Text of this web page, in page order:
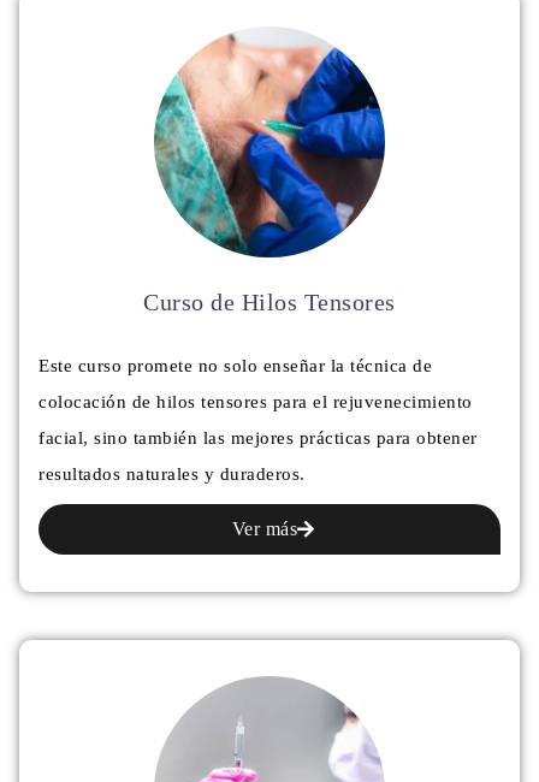
Curso de Hilos Tensores
Este curso promete no solo enseñar la técnica de
colocación de hilos tensores para el rejuvenecimiento
facial, sino también las mejores prácticas para obtener
resultados naturales y duraderos.
Ver más